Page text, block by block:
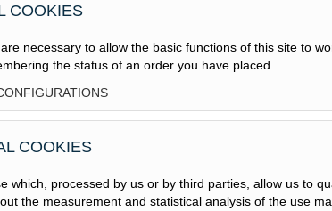
COOKIES
necessary to allow the basic functions of this site to
the status of an order you have placed.
COOKIES
which, processed by us or by third parties, allow us to
the measurement and statistical analysis of the use